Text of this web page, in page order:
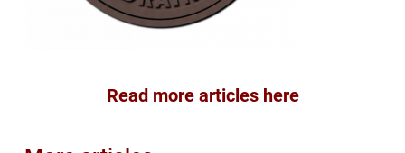
Read more articles here